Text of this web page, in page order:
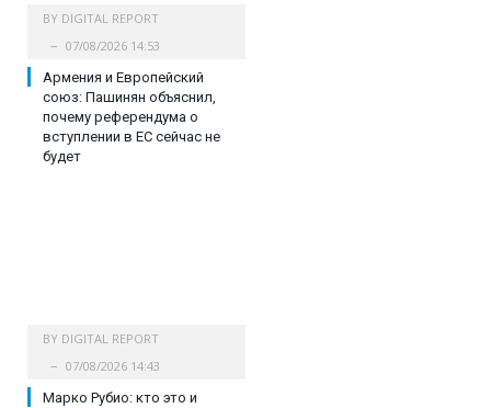
BY DIGITAL REPORT
07/08/2026 14:53
Армения и Европейский
союз: Пашинян объяснил,
почему референдума о
вступлении в ЕС сейчас не
будет
BY DIGITAL REPORT
07/08/2026 14:43
Марко Рубио: кто это и